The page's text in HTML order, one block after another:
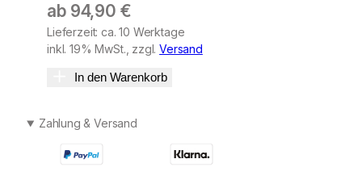
ab 94,90 €
Lieferzeit: ca. 10 Werktage
inkl. 19% MwSt., zzgl.Versand
In den Warenkorb
Zahlung & Versand